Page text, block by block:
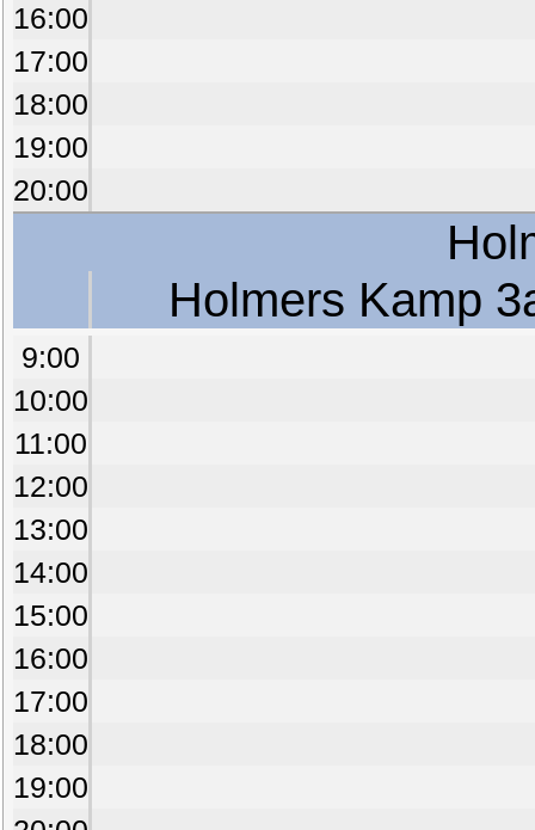
16:00
17:00
18:00
19:00
20:00
Holmers Kamp
9:00
10:00
11:00
12:00
13:00
14:00
15:00
16:00
17:00
18:00
19:00